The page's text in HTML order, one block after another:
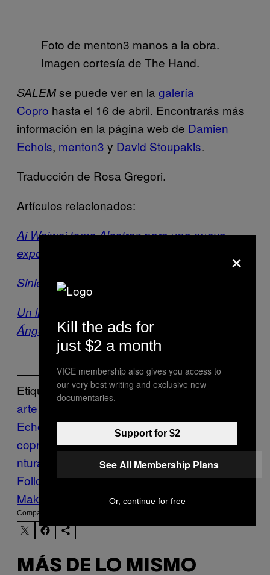
Foto de menton3 manos a la obra.
Imagen cortesía de The Hand.
SALEMse puede ver en la galería
Copro hasta el 16 de abril. Encontrarás más
información en la página web de Damien
Echols, menton3 y David Stoupakis.
Traducción de Rosa Gregori.
Artículos relacionados:
Ai Weiwei toma Alcatraz para una nueva
exposición
Siniestras fotos de escenas del crimen
Un libro de fotos sobre el crimen en Los
Ángeles en 1953
Etiquetado:
arte
Echols
David Stoupakis escultura galería
copro
gótico ilustración magick menton3
ntura
Follow Us On Discover
Make Us Preferred In Top Stories
Compartir:
MÁS DE LO MISMO
×
Kill the ads for
just $2 a month
VICE membership also gives you access to
our very best writing and exclusive new
documentaries.
Support for $2
See All Membership Plans
Or, continue for free